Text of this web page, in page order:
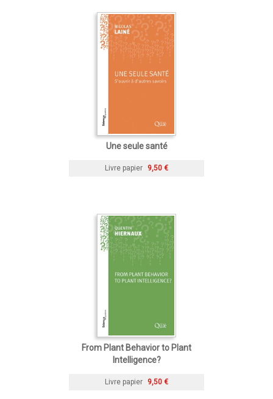
Une seule santé
Livre papier 9,50 €
From Plant Behavior to Plant
Intelligence?
Livre papier 9,50 €